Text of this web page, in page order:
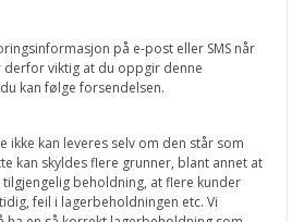
på e-post eller SMS når
derfor viktig at du oppgir denne
kan følge forsendelsen.
ikke kan leveres selv om den står som
kan skyldes flere grunner, blant annet at
beholdning, at flere kunder
feil i lagerbeholdningen etc. Vi